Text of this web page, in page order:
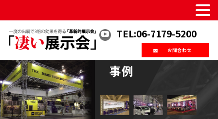
TEL:06-7179-5200
お問合わせ
事例